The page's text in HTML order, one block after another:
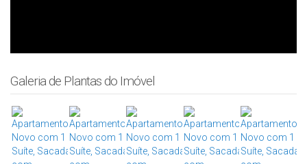
Galeria de Plantas do Imóvel